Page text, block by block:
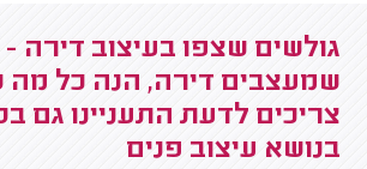
גולשים שצפו בעיצוב דירה -
שמעצבים דירה, הנה כל
צריכים לדעת התעניינו גם
בנושא עיצוב פנים